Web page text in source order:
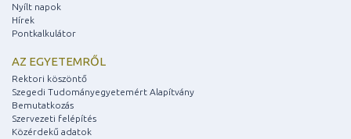
Nyílt napok
Hírek
Pontkalkulátor
AZ EGYETEMRŐL
Rektori köszöntő
Szegedi Tudományegyetemért Alapítvány
Bemutatkozás
Szervezeti felépítés
Közérdekű adatok